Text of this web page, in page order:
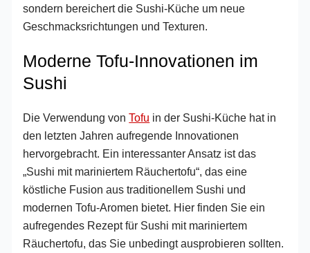
sondern bereichert die Sushi-Küche um neue
Geschmacksrichtungen und Texturen.
Moderne Tofu-Innovationen im
Sushi
Die Verwendung vonTofu in der Sushi-Küche hat in
den letzten Jahren aufregende Innovationen
hervorgebracht. Ein interessanter Ansatz ist das
„Sushi mit mariniertem Räuchertofu“, das eine
köstliche Fusion aus traditionellem Sushi und
modernen Tofu-Aromen bietet. Hier finden Sie ein
aufregendes Rezept für Sushi mit mariniertem
Räuchertofu, das Sie unbedingt ausprobieren sollten.